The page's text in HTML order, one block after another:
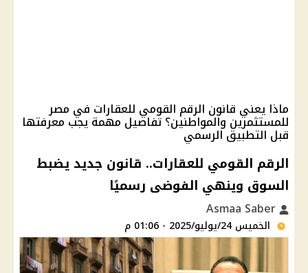
ماذا يعني قانون الرقم القومي للعقارات في مصر
للمستثمرين والمواطنين؟ تفاصيل مهمة يجب معرفتها
قبل التطبيق الرسمي
الرقم القومي للعقارات.. قانون جديد يضبط
السوق وينهي الفوضى رسميًا
الخميس 24/يوليو/2025 - 01:06 م